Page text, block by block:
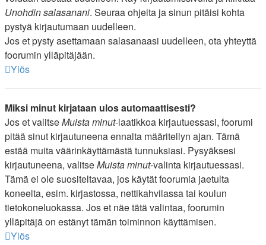
Unohdin salasanani. Seuraa ohjeita ja sinun pitäisi kohta
pystyä kirjautumaan uudelleen.
Jos et pysty asettamaan salasanaasi uudelleen, ota yhteyttä
foorumin ylläpitäjään.
Ylös
Miksi minut kirjataan ulos automaattisesti?
Jos et valitseMuista minut-laatikkoa kirjautuessasi, foorumi
pitää sinut kirjautuneena ennalta määritellyn ajan. Tämä
estää muita väärinkäyttämästä tunnuksiasi. Pysyäksesi
kirjautuneena, valitseMuista minut-valinta kirjautuessasi.
Tämä ei ole suositeltavaa, jos käytät foorumia jaetulta
koneelta, esim. kirjastossa, nettikahvilassa tai koulun
tietokoneluokassa. Jos et näe tätä valintaa, foorumin
ylläpitäjä on estänyt tämän toiminnon käyttämisen.
Ylös